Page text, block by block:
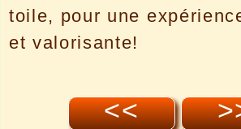
toile, pour une
et valorisante!
<<